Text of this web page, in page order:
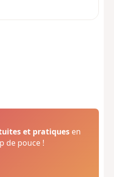
et pratiques en
de pouce !